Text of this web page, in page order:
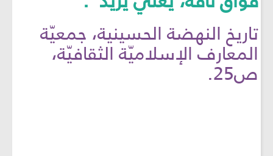
تاريخ النهضة الحسينية، جمعيّة
المعارف الإسلاميّة الثقافيّة،
ص25.